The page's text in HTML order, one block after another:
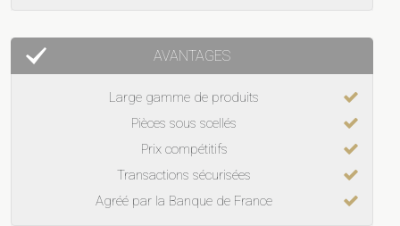
AVANTAGES
Large gamme de produits
Pièces sous scellés
Prix compétitifs
Transactions sécurisées
Agréé par la Banque de France